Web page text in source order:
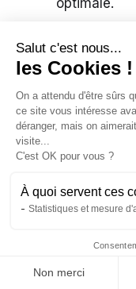
optimale.
scooters
aux mêmes
scooters
vous avez
cependant
Sécurité
Salut c'est nous...
les Cookies !
On a attendu d'être sûrs
ce site vous intéresse
déranger, mais on
visite...
C'est OK pour vous ?
À quoi servent ces
Statistiques et mesure
Non merci